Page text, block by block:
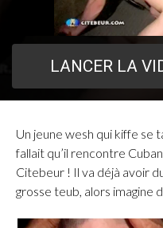
LANCER LA
Un jeune wesh qui kiffe se
fallait qu’il rencontre
Citebeur ! Il va déjà avoir
grosse teub, alors imagine